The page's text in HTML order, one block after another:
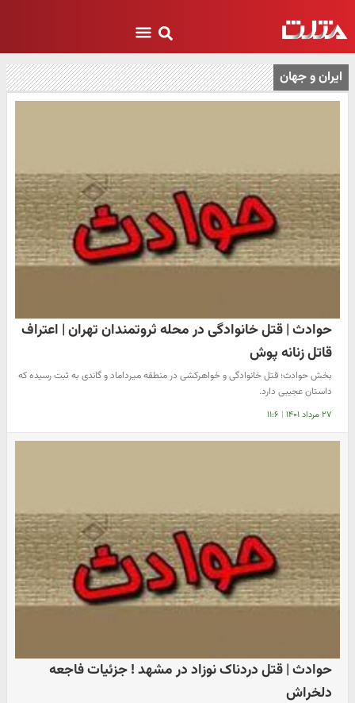
ایران و جهان
حوادث | قتل خانوادگی در محله ثروتمندان تهران | اعتراف
قاتل زنانه پوش
بخش حوادث؛ قتل خانوادگی و خواهرکشی در منطقه میرداماد و گاندی به ثبت رسیده که
داستان عجیبی دارد.
۲۷ مرداد ۱۴۰۱ | ۱۱:۶
حوادث | قتل دردناک نوزاد در مشهد ! جزئیات فاجعه
دلخراش